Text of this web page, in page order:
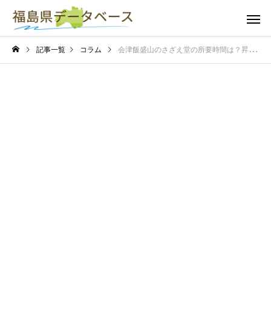
記事一覧 コラム 会津飯盛山のさざえ堂の所要時間は？昇降にかかる時間と周辺見どころを紹介